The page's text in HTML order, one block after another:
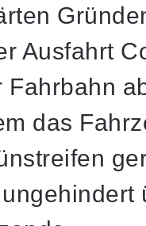
Ausfahrt
Fahrbahn
das